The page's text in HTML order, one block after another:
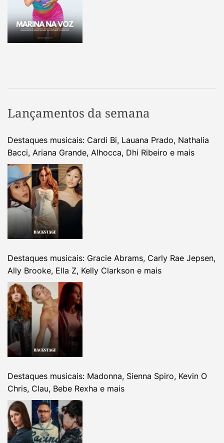
Lançamentos da semana
Destaques musicais: Cardi Bi, Lauana Prado, Nathalia
Bacci, Ariana Grande, Alhocca, Dhi Ribeiro e mais
Destaques musicais: Gracie Abrams, Carly Rae Jepsen,
Ally Brooke, Ella Z, Kelly Clarkson e mais
Destaques musicais: Madonna, Sienna Spiro, Kevin O
Chris, Clau, Bebe Rexha e mais